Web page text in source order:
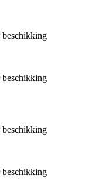
beschikking
beschikking
beschikking
beschikking